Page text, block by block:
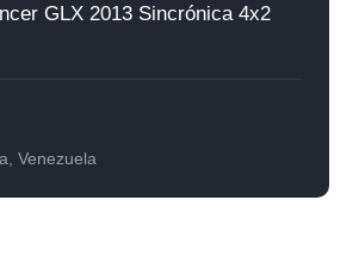
GLX 2013 Sincrónica 4x2
Venezuela